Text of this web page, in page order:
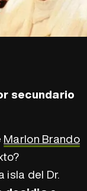
secundario
Marlon Brando
isla del Dr.